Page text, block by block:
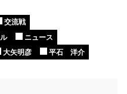
交流戦
ニュース
大矢明彦 平石 洋介